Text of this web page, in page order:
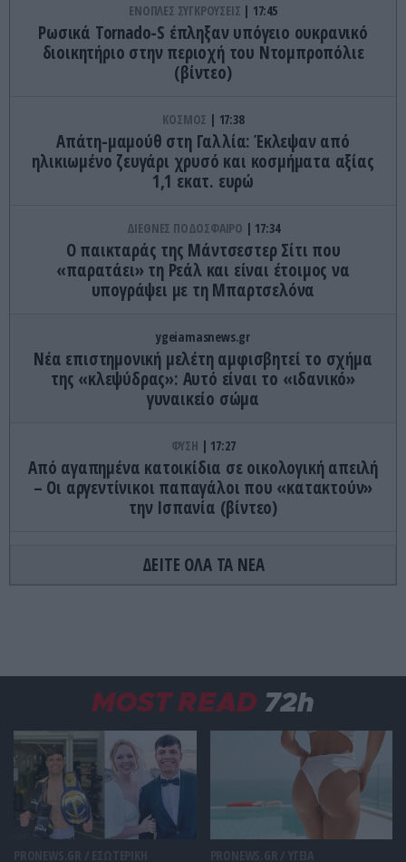
ΕΝΟΠΛΕΣ ΣΥΓΚΡΟΥΣΕΙΣ 17:45
Ρωσικά Tornado-S έπληξαν υπόγειο ουκρανικό
διοικητήριο στην περιοχή του Ντομπροπόλιε
(βίντεο)
ΚΟΣΜΟΣ 17:38
Απάτη-μαμούθ στη Γαλλία: Έκλεψαν από
ηλικιωμένο ζευγάρι χρυσό και κοσμήματα αξίας
1,1 εκατ. ευρώ
ΔΙΕΘΝΕΣ ΠΟΔΟΣΦΑΙΡΟ 17:34
Ο παικταράς της Μάντσεστερ Σίτι που
«παρατάει» τη Ρεάλ και είναι έτοιμος να
υπογράψει με τη Μπαρτσελόνα
ygeiamasnews.gr
Νέα επιστημονική μελέτη αμφισβητεί το σχήμα
της «κλεψύδρας»: Αυτό είναι το «ιδανικό»
γυναικείο σώμα
ΦΥΣΗ 17:27
Από αγαπημένα κατοικίδια σε οικολογική απειλή
– Οι αργεντίνικοι παπαγάλοι που «κατακτούν»
την Ισπανία (βίντεο)
ΚΟΣΜΟΣ 17:22
Βρετανία: Έκοψε 71 δέντρα και κατέστρεψε
μπορείς να γνωρίζεις πότε διπλασιάζονται τα
χρήματά σου
ΚΟΣΜΟΣ
Άντονι Φάουτσι: Το Κογκρέσο τον «παραπέμπει»
για περιφρόνηση μετά την άρνησή του να
απαντήσει για τον Covid-19
ΔΕΙΤΕ ΟΛΑ ΤΑ ΝΕΑ
MOST READ 72h